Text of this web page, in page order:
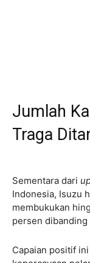
Jumlah
Traga
Sementara dari
Indonesia, Isuzu
membukukan
persen
Capaian positif